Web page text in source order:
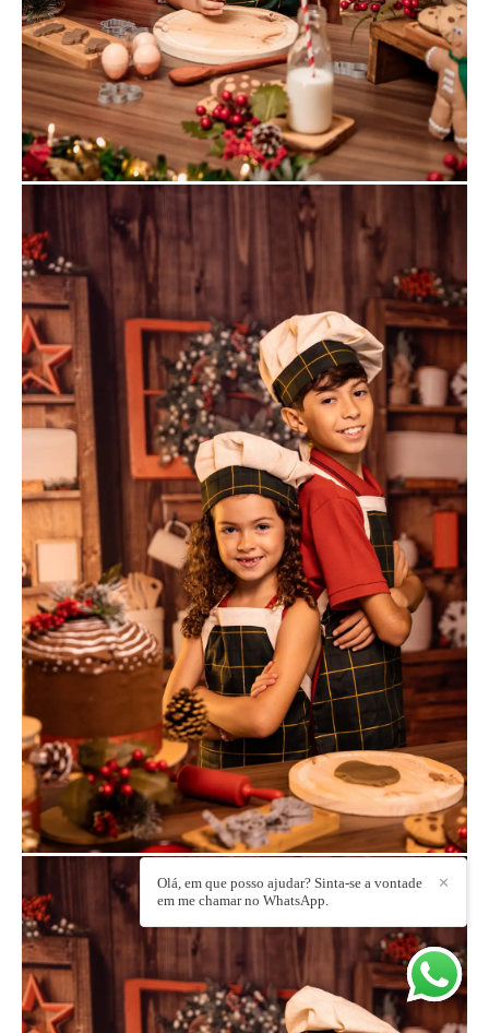
✕
Olá, em que posso ajudar? Sinta-se a vontade
em me chamar no WhatsApp.